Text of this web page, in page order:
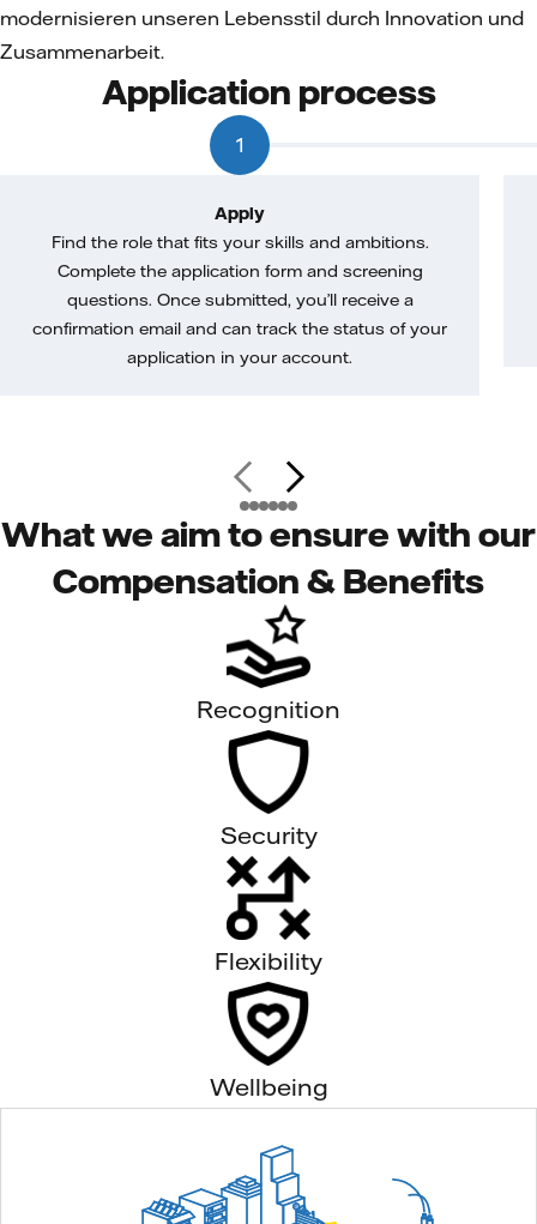
modernisieren unseren Lebensstil durch Innovation und
Zusammenarbeit.
Application process
1
Apply
Find the role that fits your skills and ambitions.
Complete the application form and screening
questions. Once submitted, you’ll receive a
confirmation email and can track the status of your
application in your account.
What we aim to ensure with our
Compensation & Benefits
Recognition
Security
Flexibility
Wellbeing